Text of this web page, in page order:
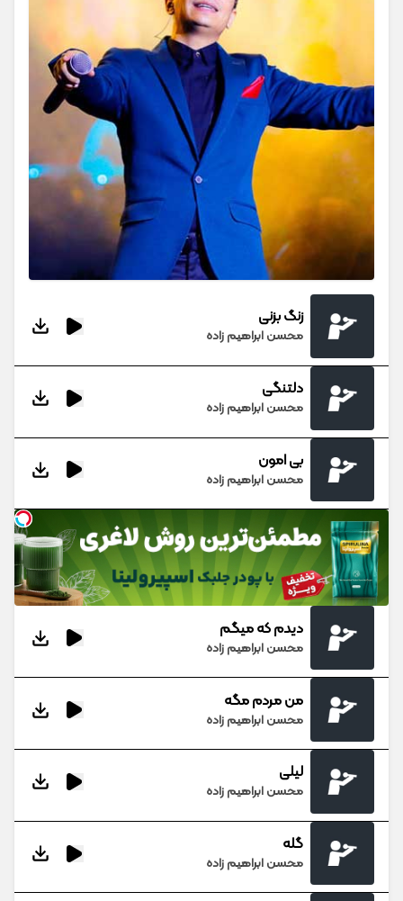
زنگ بزنی
محسن ابراهیم زاده
دلتنگی
محسن ابراهیم زاده
بی امون
محسن ابراهیم زاده
دیدم که میگم
محسن ابراهیم زاده
من مردم مگه
محسن ابراهیم زاده
لیلی
محسن ابراهیم زاده
گله
محسن ابراهیم زاده